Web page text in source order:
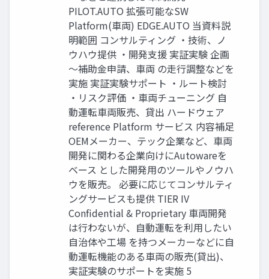
PILOT.AUTO 拡張可能なSW
Platform(車両) EDGE.AUTO 当資料説
明範囲 コンサルティング ・技術、ノ
ウハウ提供 ・開発支援 実証実験 企画
～補助金申請、車両 の走行調整などを
実施 実証実験サポート ・ルート検討
・リスク評価 ・車両チューニング 自
動運転車両販売、貸出 ハードウェア
reference Platform サービス 内容補足
OEMメーカー、テック企業など、車両
開発に関わる企業向けにAutowareを
ベース とした開発用のツールやノウハ
ウを販売。 必要に応じてコンサルティ
ングサービスも提供 TIER IV
Confidential & Proprietary 車両開発
は行わないが、自動運転を利用したい
自治体や工場 を持つメーカーなどに自
動運転機能のある車両の販売(貸出)、
実証実験のサポートを実施 5